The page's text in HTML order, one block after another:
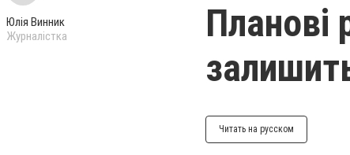
Юлія Винник
Журналістка
Планові
Читать на русском